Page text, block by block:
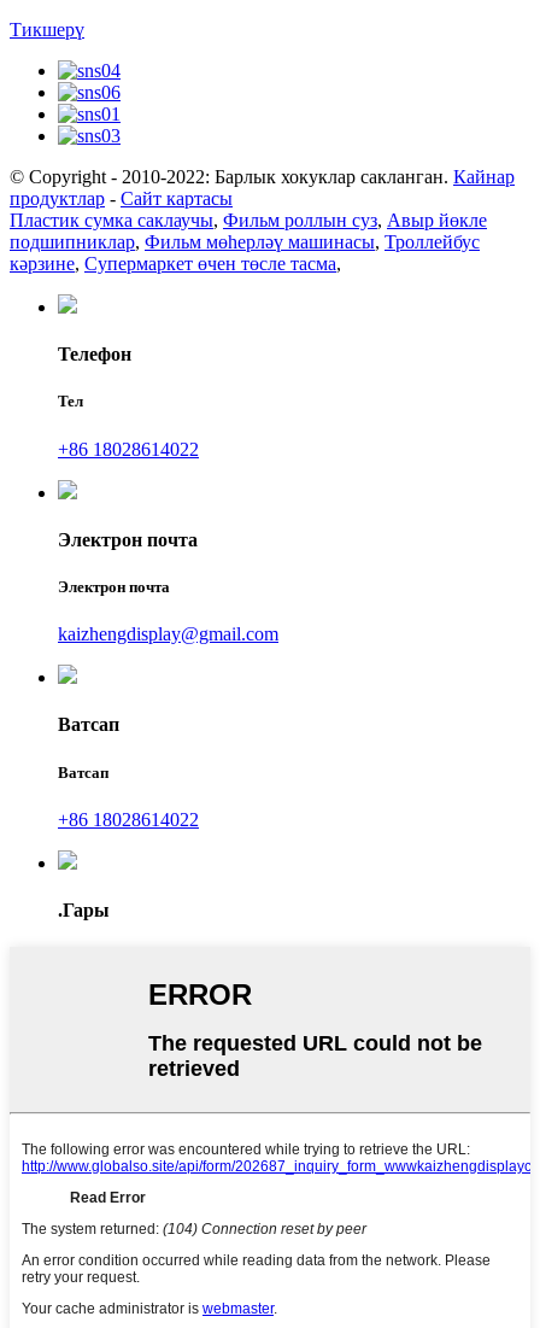
Тикшерү
© Copyright - 2010-2022: Барлык хокуклар сакланган. Кайнар
продуктлар - Сайт картасы
Пластик сумка саклаучы, Фильм роллын суз, Авыр йөкле
подшипниклар, Фильм мөһерләү машинасы, Троллейбус
кәрзине, Супермаркет өчен төсле тасма,
Телефон
Тел
+86 18028614022
Электрон почта
Электрон почта
kaizhengdisplay@gmail.com
Ватсап
Ватсап
+86 18028614022
.Гары